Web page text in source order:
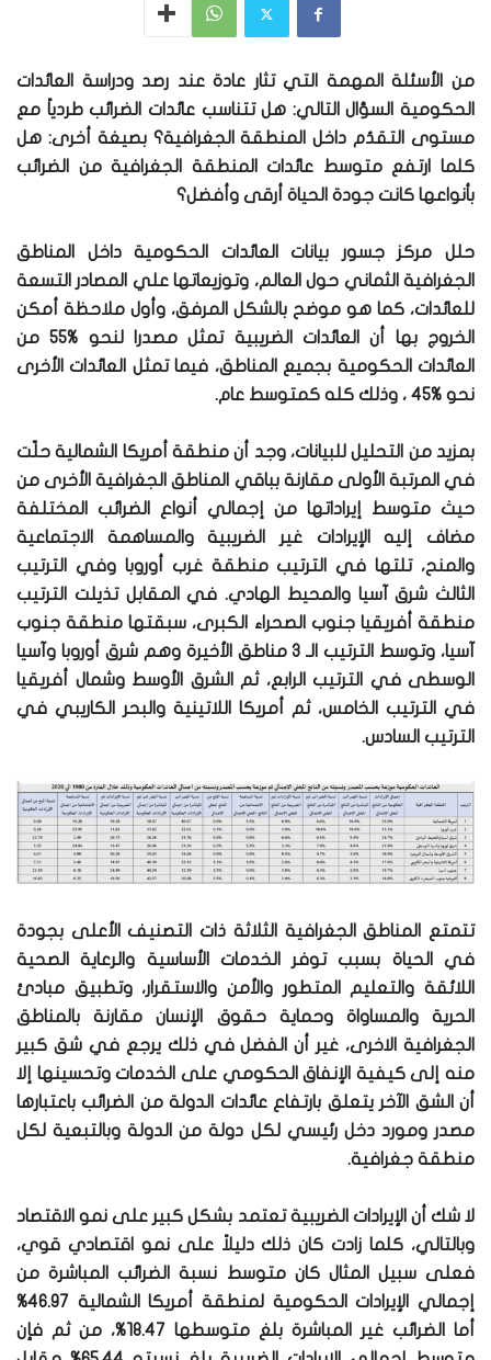
من الأسئلة المهمة التي تثار عادة عند رصد ودراسة العائدات
الحكومية السؤال التالي: هل تتناسب عائدات الضرائب طردياً مع
مستوى التقدُم داخل المنطقة الجغرافية؟ بصيغة أخرى: هل
كلما ارتفع متوسط عائدات المنطقة الجغرافية من الضرائب
بأنواعها كانت جودة الحياة أرقى وأفضل؟
حلل مركز جسور بيانات العائدات الحكومية داخل المناطق
الجغرافية الثماني حول العالم، وتوزيعاتها علي المصادر التسعة
للعائدات، كما هو موضح بالشكل المرفق، وأول ملاحظة أمكن
الخروج بها أن العائدات الضريبية تمثل مصدرا لنحو %55 من
العائدات الحكومية بجميع المناطق، فيما تمثل العائدات الأخرى
نحو %45 ، وذلك كله كمتوسط عام.
بمزيد من التحليل للبيانات، وجد أن منطقة أمريكا الشمالية حلّت
في المرتبة الأولى مقارنة بباقي المناطق الجغرافية الأخرى من
حيث متوسط إيراداتها من إجمالي أنواع الضرائب المختلفة
مضاف إليه الإيرادات غير الضريبية والمساهمة الاجتماعية
والمنح، تلتها في الترتيب منطقة غرب أوروبا وفي الترتيب
الثالث شرق آسيا والمحيط الهادي. في المقابل تذيلت الترتيب
منطقة أفريقيا جنوب الصحراء الكبرى، سبقتها منطقة جنوب
آسيا، وتوسط الترتيب الـ 3 مناطق الأخيرة وهم شرق أوروبا وآسيا
الوسطى في الترتيب الرابع، ثم الشرق الأوسط وشمال أفريقيا
في الترتيب الخامس، ثم أمريكا اللاتينية والبحر الكاريبي في
الترتيب السادس.
تتمتع المناطق الجغرافية الثلاثة ذات التصنيف الأعلى بجودة
في الحياة بسبب توفر الخدمات الأساسية والرعاية الصحية
اللائقة والتعليم المتطور والأمن والاستقرار، وتطبيق مبادئ
الحرية والمساواة وحماية حقوق الإنسان مقارنة بالمناطق
الجغرافية الاخرى، غير أن الفضل في ذلك يرجع في شق كبير
منه إلى كيفية الإنفاق الحكومي على الخدمات وتحسينها إلا
أن الشق الآخر يتعلق بارتفاع عائدات الدولة من الضرائب باعتبارها
مصدر ومورد دخل رئيسي لكل دولة من الدولة وبالتبعية لكل
منطقة جغرافية.
لا شك أن الإيرادات الضريبية تعتمد بشكل كبير على نمو الاقتصاد
وبالتالي، كلما زادت كان ذلك دليلاً على نمو اقتصادي قوي،
فعلى سبيل المثال كان متوسط نسبة الضرائب المباشرة من
إجمالي الإيرادات الحكومية لمنطقة أمريكا الشمالية 46.97%
أما الضرائب غير المباشرة بلغ متوسطها 18.47%، من ثم فإن